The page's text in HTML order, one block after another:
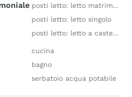
posti letto: letto matrimoniale
posti letto: letto singolo
posti letto: letto a castello
cucina
bagno
serbatoio acqua potabile